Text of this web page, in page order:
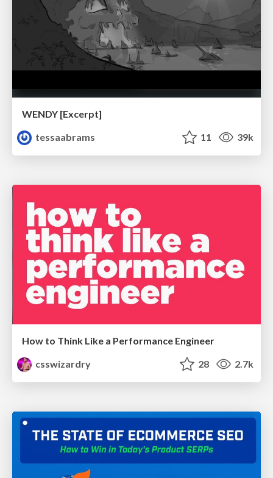
WENDY [Excerpt]
tessaabrams
11 39k
How to Think Like a Performance Engineer
csswizardry
28 2.7k